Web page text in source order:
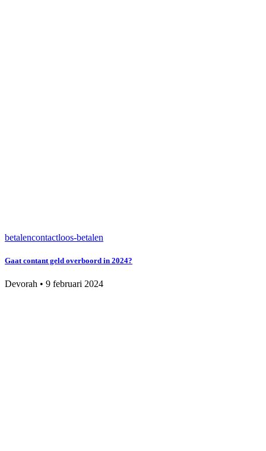
betalencontactloos-betalen
Gaat contant geld overboord in 2024?
Devorah • 9 februari 2024